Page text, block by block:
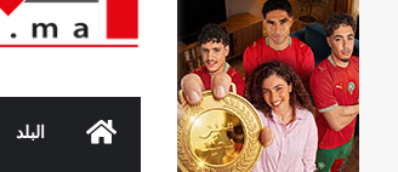
الرئيسيةالبلد